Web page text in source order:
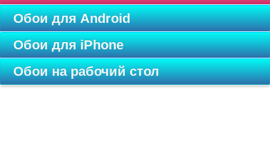
Обои для Android
Обои для iPhone
Обои на рабочий стол